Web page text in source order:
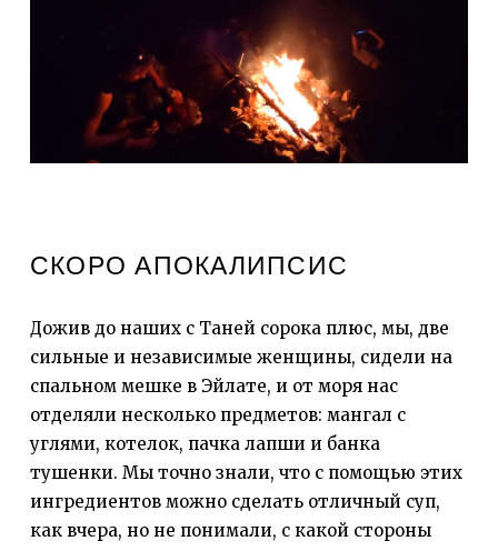
СКОРО АПОКАЛИПСИС
Дожив до наших с Таней сорока плюс, мы, две
сильные и независимые женщины, сидели на
спальном мешке в Эйлате, и от моря нас
отделяли несколько предметов: мангал с
углями, котелок, пачка лапши и банка
тушенки. Мы точно знали, что с помощью этих
ингредиентов можно сделать отличный суп,
как вчера, но не понимали, с какой стороны